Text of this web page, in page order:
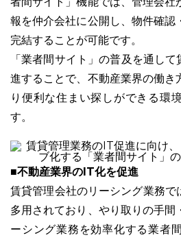
報を仲介会社に公開し、物件確認
完結することが可能です。
「業者間サイト」の普及を通し
進することで、不動産業界の働き
り便利な住まい探しができる環
す。
■不動産業界のIT化を促進
賃貸管理会社のリーシング業務で
多用されており、やり取りの手間
ーシング業務を効率化する業者